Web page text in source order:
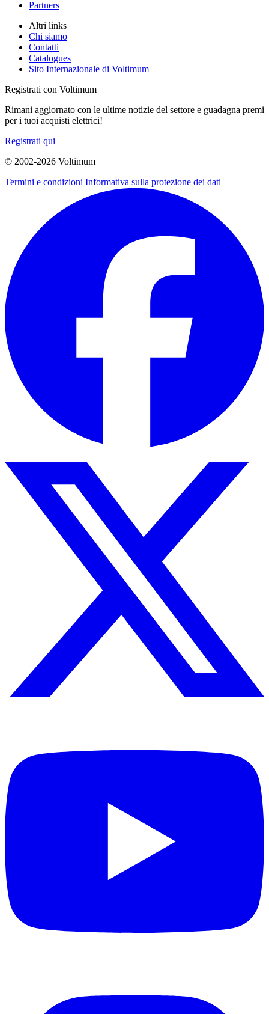
Partners
Altri links
Chi siamo
Contatti
Catalogues
Sito Internazionale di Voltimum
Registrati con Voltimum
Rimani aggiornato con le ultime notizie del settore e guadagna premi
per i tuoi acquisti elettrici!
Registrati qui
© 2002-2026 Voltimum
Termini e condizioni Informativa sulla protezione dei dati